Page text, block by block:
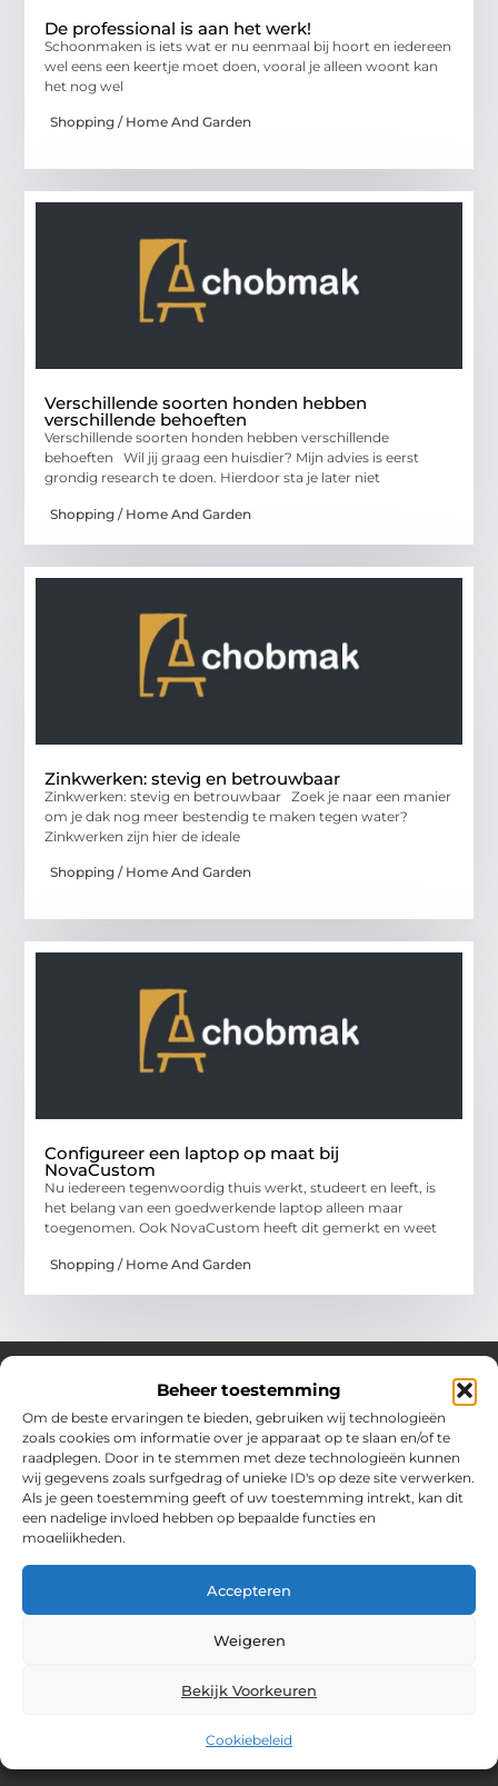
Beheer toestemming
Om de beste ervaringen te bieden, gebruiken wij technologieën
zoals cookies om informatie over je apparaat op te slaan en/of te
raadplegen. Door in te stemmen met deze technologieën kunnen
wij gegevens zoals surfgedrag of unieke ID's op deze site verwerken.
Als je geen toestemming geeft of uw toestemming intrekt, kan dit
een nadelige invloed hebben op bepaalde functies en
mogelijkheden.
Accepteren
Weigeren
Bekijk Voorkeuren
Cookiebeleid
De professional is aan het werk!
Schoonmaken is iets wat er nu eenmaal bij hoort en iedereen
wel eens een keertje moet doen, vooral je alleen woont kan
het nog wel
Shopping / Home And Garden
Verschillende soorten honden hebben
verschillende behoeften
Verschillende soorten honden hebben verschillende
behoeften Wil jij graag een huisdier? Mijn advies is eerst
grondig research te doen. Hierdoor sta je later niet
Shopping / Home And Garden
Zinkwerken: stevig en betrouwbaar
Zinkwerken: stevig en betrouwbaar Zoek je naar een manier
om je dak nog meer bestendig te maken tegen water?
Zinkwerken zijn hier de ideale
Shopping / Home And Garden
Configureer een laptop op maat bij
NovaCustom
Nu iedereen tegenwoordig thuis werkt, studeert en leeft, is
het belang van een goedwerkende laptop alleen maar
toegenomen. Ook NovaCustom heeft dit gemerkt en weet
Shopping / Home And Garden
Over Chobmak
Jouw gids voor inspiratie en tips uit het dagelijks leven.
Ontdek een brede verzameling blogs en artikelen die je helpen
om het meeste uit elke dag te halen, met praktische adviezen
en verrassende inzichten.
Bericht categorie
@2025 www.chobmak.nl. All Right Reserved.